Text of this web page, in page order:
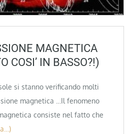
MAGNETICA
COSI’ IN BASSO?!)
si stanno verificando molti
magnetica …Il fenomeno
consiste nel fatto che